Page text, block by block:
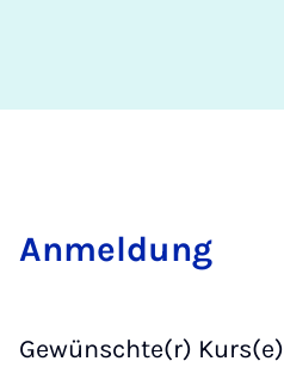
Anmeldung
Gewünschte(r) Kurs(e)